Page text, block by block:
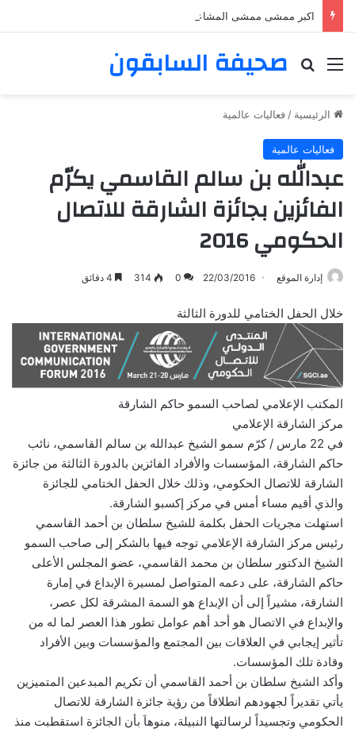
اكبر ممشى ممشى المشاعر المقدسه
صحيفة السابقون القائمة بحث عن
الرئيسية / فعاليات عالمية
فعاليات عالمية
عبدالله بن سالم القاسمي يكرّم
الفائزين بجائزة الشارقة للاتصال
الحكومي 2016
إدارة الموقع 22/03/2016
0
314
خلال الحفل الختامي للدورة الثالثة
المكتب الإعلامي لصاحب السمو حاكم الشارقة
مركز الشارقة الإعلامي
في 22 مارس / كرّم سمو الشيخ عبدالله بن سالم القاسمي، نائب
حاكم الشارقة، المؤسسات والأفراد الفائزين بالدورة الثالثة من جائزة
الشارقة للاتصال الحكومي، وذلك خلال الحفل الختامي للجائزة
والذي أقيم مساء أمس في مركز إكسبو الشارقة.
استهلت مجريات الحفل بكلمة للشيخ سلطان بن أحمد القاسمي
رئيس مركز الشارقة الإعلامي توجه فيها بالشكر إلى صاحب السمو
الشيخ الدكتور سلطان بن محمد القاسمي، عضو المجلس الأعلى
حاكم الشارقة، على دعمه المتواصل لمسيرة الإبداع في إمارة
الشارقة، مشيراً إلى أن الإبداع هو السمة المشرقة لكل عصر،
والإبداع في الاتصال هو أحد أهم عوامل تطور هذا العصر لما له من
تأثير إيجابي في العلاقات بين المجتمع والمؤسسات وبين الأفراد
وقادة تلك المؤسسات.
وأكد الشيخ سلطان بن أحمد القاسمي أن تكريم المبدعين المتميزين
يأتي تقديراً لجهودهم انطلاقاً من رؤية جائزة الشارقة للاتصال
الحكومي وتجسيداً لرسالتها النبيلة، منوهاَ بأن الجائزة استقطبت منذ